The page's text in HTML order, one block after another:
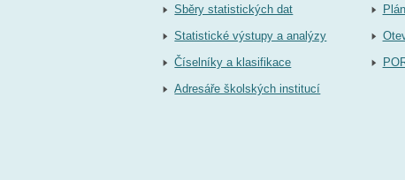
Sběry statistických dat
Statistické výstupy a analýzy
Číselníky a klasifikace
Adresáře školských institucí